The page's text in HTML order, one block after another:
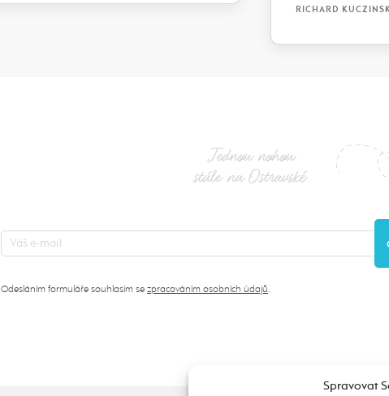
Spravovat
RICHARD
Jednou nohou
stále na Ostravské
Odesláním formuláře souhlasím se zpracováním osobních údajů.